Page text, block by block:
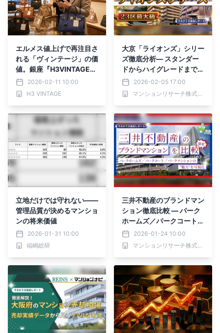
エルメス値上げで再注目さ
れる「ヴィンテージ」の価
値。銀座『H3VINTAGE』
がバーキン・ケリーなど希
少モデルの販売を強化
2026-02-11 10:00
H3 VINTAGE
大京「ライオンズ」シリー
ズ徹底分析― スタンダー
ドからハイグレードまで、
資産価値の差を可視化 ―
2026-02-05 17:00
マンションリサーチ株式会社
立地だけでは守れない――
管理品質が決めるマンショ
ンの将来価値
2026-01-31 10:00
福嶋総研
三井不動産のブランドマン
ション徹底比較 ― パーク
ホームズ／パークコート／
パークマンションの魅力を
可視化 ―
2026-01-24 10:00
マンションリサーチ株式会社